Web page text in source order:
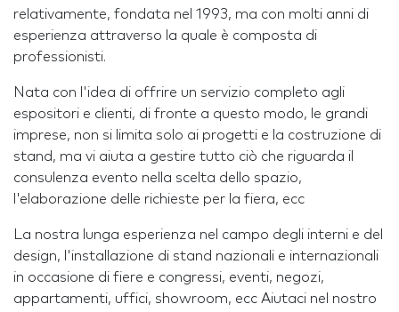
relativamente, fondata nel 1993, ma con molti anni di
esperienza attraverso la quale è composta di
professionisti.
Nata con l'idea di offrire un servizio completo agli
espositori e clienti, di fronte a questo modo, le grandi
imprese, non si limita solo ai progetti e la costruzione di
stand, ma vi aiuta a gestire tutto ciò che riguarda il
consulenza evento nella scelta dello spazio,
l'elaborazione delle richieste per la fiera, ecc
La nostra lunga esperienza nel campo degli interni e del
design, l'installazione di stand nazionali e internazionali
in occasione di fiere e congressi, eventi, negozi,
appartamenti, uffici, showroom, ecc Aiutaci nel nostro